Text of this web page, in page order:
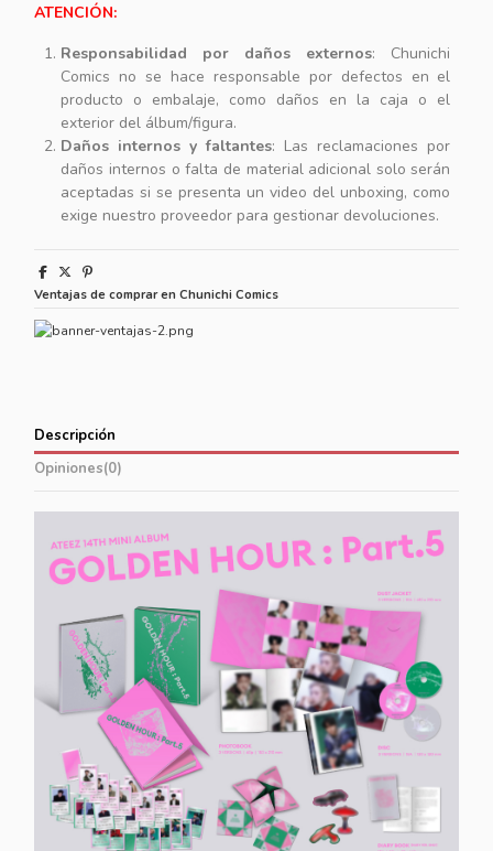
ATENCIÓN:
Responsabilidad por daños externos: Chunichi
Comics no se hace responsable por defectos en el
producto o embalaje, como daños en la caja o el
exterior del álbum/figura.
Daños internos y faltantes: Las reclamaciones por
daños internos o falta de material adicional solo serán
aceptadas si se presenta un video del unboxing, como
exige nuestro proveedor para gestionar devoluciones.
Ventajas de comprar en Chunichi Comics
Descripción
Opiniones(0)